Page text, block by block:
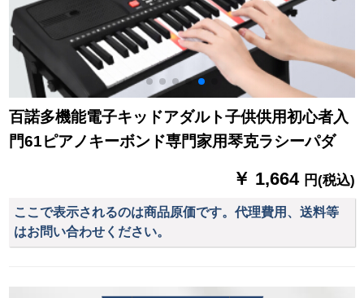
百諾多機能電子キッドアダルト子供供用初心者入
門61ピアノキーボンド専門家用琴克ラシーパダ
￥ 1,664 円(税込)
ここで表示されるのは商品原価です。代理費用、送料等
はお問い合わせください。